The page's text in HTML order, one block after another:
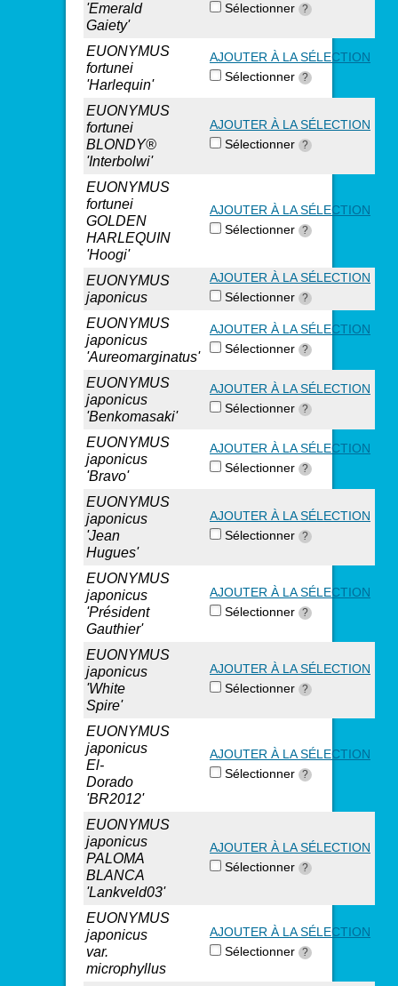
'Emerald
Gaiety'
Sélectionner ?
EUONYMUS
fortunei
'Harlequin'
AJOUTER À LA SÉLECTION
Sélectionner ?
EUONYMUS
fortunei
BLONDY®
'Interbolwi'
AJOUTER À LA SÉLECTION
Sélectionner ?
EUONYMUS
fortunei
GOLDEN
HARLEQUIN
'Hoogi'
AJOUTER À LA SÉLECTION
Sélectionner ?
EUONYMUS
japonicus
AJOUTER À LA SÉLECTION
Sélectionner ?
EUONYMUS
japonicus
'Aureomarginatus'
AJOUTER À LA SÉLECTION
Sélectionner ?
EUONYMUS
japonicus
'Benkomasaki'
AJOUTER À LA SÉLECTION
Sélectionner ?
EUONYMUS
japonicus
'Bravo'
AJOUTER À LA SÉLECTION
Sélectionner ?
EUONYMUS
japonicus
'Jean
Hugues'
AJOUTER À LA SÉLECTION
Sélectionner ?
EUONYMUS
japonicus
'Président
Gauthier'
AJOUTER À LA SÉLECTION
Sélectionner ?
EUONYMUS
japonicus
'White
Spire'
AJOUTER À LA SÉLECTION
Sélectionner ?
EUONYMUS
japonicus
El-
Dorado
'BR2012'
AJOUTER À LA SÉLECTION
Sélectionner ?
EUONYMUS
japonicus
PALOMA
BLANCA
'Lankveld03'
AJOUTER À LA SÉLECTION
Sélectionner ?
EUONYMUS
japonicus
var.
microphyllus
AJOUTER À LA SÉLECTION
Sélectionner ?